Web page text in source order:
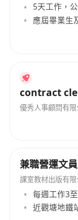
5天工作，
應屆畢業生
contract
優秀人事顧問有限
兼職營運文員
課室教材出版有限
每週工作3
近觀塘地鐵